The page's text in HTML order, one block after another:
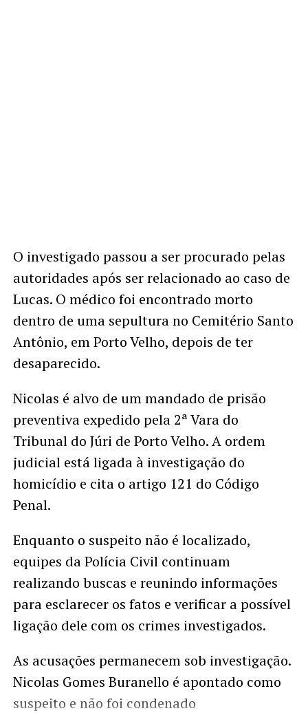
O investigado passou a ser procurado pelas
autoridades após ser relacionado ao caso de
Lucas. O médico foi encontrado morto
dentro de uma sepultura no Cemitério Santo
Antônio, em Porto Velho, depois de ter
desaparecido.
Nicolas é alvo de um mandado de prisão
preventiva expedido pela 2ª Vara do
Tribunal do Júri de Porto Velho. A ordem
judicial está ligada à investigação do
homicídio e cita o artigo 121 do Código
Penal.
Enquanto o suspeito não é localizado,
equipes da Polícia Civil continuam
realizando buscas e reunindo informações
para esclarecer os fatos e verificar a possível
ligação dele com os crimes investigados.
As acusações permanecem sob investigação.
Nicolas Gomes Buranello é apontado como
suspeito e não foi condenado